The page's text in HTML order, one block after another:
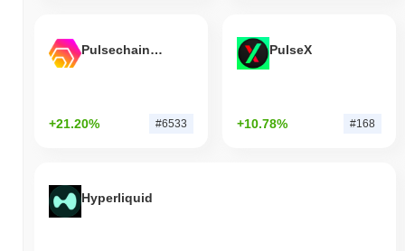
Pulsechain Bridged HEX (Pulsechain)
+21.20% #6533
PulseX
+10.78% #168
Hyperliquid